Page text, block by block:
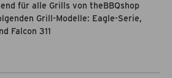
für alle Grills von theBBQshop
Grill-Modelle: Eagle-Serie,
Falcon 311